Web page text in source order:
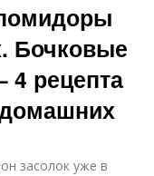
Бочковые
рецепта
засолок уже в